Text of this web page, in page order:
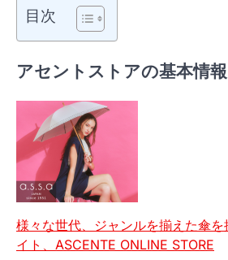
目次
アセントストアの基本情報
様々な世代、ジャンルを揃えた傘
イト、ASCENTE ONLINE STORE